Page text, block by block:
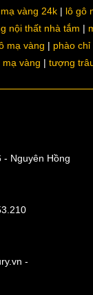
vàng 24k
lô gô
nội thất nhà tắm
mạ vàng
phào chỉ
vàng tượng
- Nguyên Hồng
-